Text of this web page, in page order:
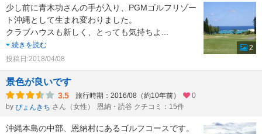
少し前に青木功さんの手が入り、PGMゴルフリゾー
ト沖縄として生まれ変わりました。
クラブハウスも新しく、とっても気持ちよ ...
続きを読む
投稿日:2018/04/08
2
景色が良いです
3.5 旅行時期：2016/08（約10年前）
0
by ぴょんきち さん（女性） 恩納・読谷 クチコミ：15件
沖縄本島の中部、恩納村にあるゴルフコースです。